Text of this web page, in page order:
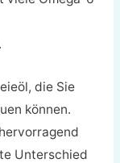
die Sie
können.
Unterschied